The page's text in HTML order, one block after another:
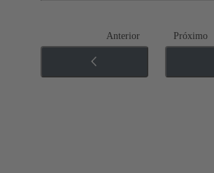
Anterior Próximo